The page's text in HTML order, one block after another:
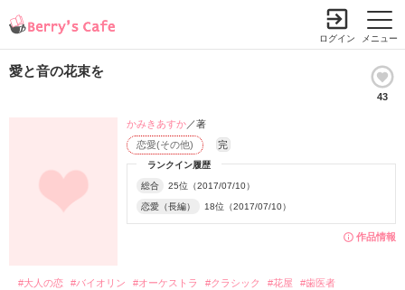
メニュー
ログイン
愛と音の花束を
43
作品情報
ランクイン履歴
総合 25位（2017/07/10）
恋愛（長編） 18位（2017/07/10）
恋愛(その他) 完
かみきあすか／著
#大人の恋 #バイオリン #オーケストラ #クラシック #花屋 #歯医者